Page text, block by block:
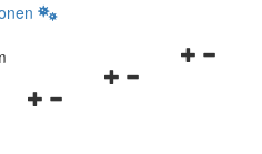
Navigationsmenü
Navigationsmenü